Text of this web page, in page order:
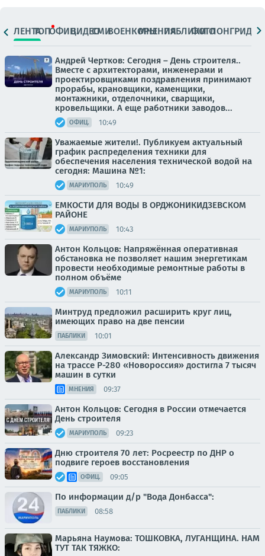
ЛЕНТАТОПОФИЦ.ВИДЕОСМИВОЕНКОРЫМНЕНИЯПАБЛИКИ
ФОТОЛОНГРИДЫ
Андрей Чертков: Сегодня – День строителя..
Вместе с архитекторами, инженерами и
проектировщиками поздравления принимают
прорабы, крановщики, каменщики,
монтажники, отделочники, сварщики,
кровельщики. А еще работники заводов...
ОФИЦ. 10:49
Уважаемые жители!. Публикуем актуальный
график распределения техники для
обеспечения населения технической водой на
сегодня: Машина №1:
МАРИУПОЛЬ 10:49
ЕМКОСТИ ДЛЯ ВОДЫ В ОРДЖОНИКИДЗЕВСКОМ
РАЙОНЕ
МАРИУПОЛЬ 10:43
Антон Кольцов: Напряжённая оперативная
обстановка не позволяет нашим энергетикам
провести необходимые ремонтные работы в
полном объёме
МАРИУПОЛЬ 10:11
Минтруд предложил расширить круг лиц,
имеющих право на две пенсии
ПАБЛИКИ 10:01
Александр Зимовский: Интенсивность движения
на трассе Р-280 «Новороссия» достигла 7 тысяч
машин в сутки
МНЕНИЯ 09:37
Антон Кольцов: Сегодня в России отмечается
День строителя
МАРИУПОЛЬ 09:23
Дню строителя 70 лет: Росреестр по ДНР о
подвиге героев восстановления
ОФИЦ. 09:05
По информации д/р "Вода Донбасса":
ПАБЛИКИ 08:58
Марьяна Наумова: ТОШКОВКА, ЛУГАНЩИНА. НАМ
ТУТ ТАК ТЯЖКО: